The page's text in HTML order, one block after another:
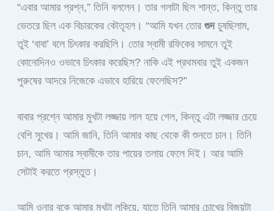
“এবার আমার প্রশ্ন,” তিনি বললেন। তার গলাটা ছিল শান্ত, কিন্তু তার
ভেতরে ছিল এক বিচারকের কৌতূহল। “আমি যখন তোর গুদচুষছিলাম,
তুই ‘বাবা’ বলে চিৎকার করছিলি। তোর স্বামী রফিকের সামনে তুই
কোনোদিনও ওভাবে চিৎকার করেছিস? নাকি এই প্রথমবার তুই একজন
পুরুষের আদরে নিজেকে এভাবে হারিয়ে ফেলেছিস?”
বাবার প্রশ্নে আমার মুখটা লজ্জায় লাল হয়ে গেল, কিন্তু এটা লজ্জার চেয়ে
বেশি সুখের। আমি জানি, তিনি আমার কাছ থেকে কী শুনতে চান। তিনি
চান, আমি আমার স্বামীকে তার পায়ের তলায় ফেলে দিই। আর আমি
সেটাই করতে প্রস্তুত।
আমি ওনার বুকে আমার মুখটা লুকিয়ে, যাতে তিনি আমার চোখের বিজয়টা